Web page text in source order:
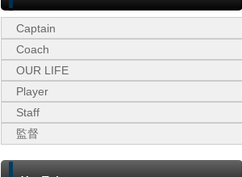
Captain
Coach
OUR LIFE
Player
Staff
監督